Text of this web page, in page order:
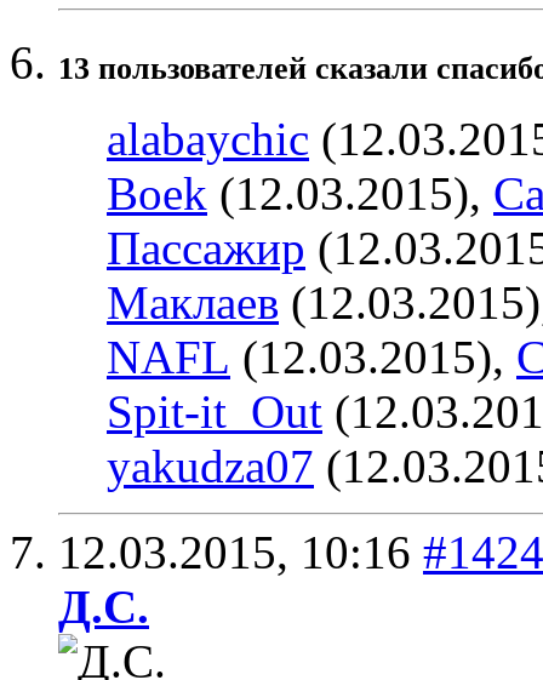
13 пользователей сказали
alabaychic
Boek (12.03.2015),
Пассажир
Маклаев
NAFL (12.03.2015),
Spit-it_Out
yakudza07
12.03.2015, 10:16 #1424
Д.С.